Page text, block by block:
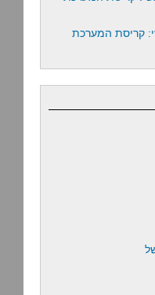
קריסת המערכת